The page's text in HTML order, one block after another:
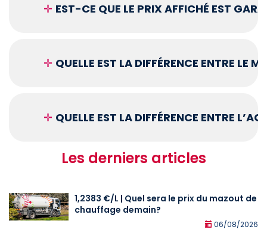
✛ EST-CE QUE LE PRIX AFFICHÉ EST
✛ QUELLE EST LA DIFFÉRENCE ENTRE LE
✛ QUELLE EST LA DIFFÉRENCE ENTRE
Les derniers articles
1,2383 €/L | Quel sera le prix du mazout de
chauffage demain?
06/08/2026